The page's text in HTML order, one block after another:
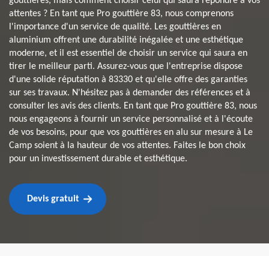
attentes ? En tant que Pro gouttière 83, nous comprenons
l'importance d'un service de qualité. Les gouttières en
aluminium offrent une durabilité inégalée et une esthétique
moderne, et il est essentiel de choisir un service qui saura en
tirer le meilleur parti. Assurez-vous que l'entreprise dispose
d'une solide réputation à 83330 et qu'elle offre des garanties
sur ses travaux. N'hésitez pas à demander des références et à
consulter les avis des clients. En tant que Pro gouttière 83, nous
nous engageons à fournir un service personnalisé et à l'écoute
de vos besoins, pour que vos gouttières en alu sur mesure à Le
Camp soient à la hauteur de vos attentes. Faites le bon choix
pour un investissement durable et esthétique.
Devis gratuit